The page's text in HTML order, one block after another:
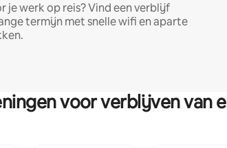
je werk op reis? Vind een verblijf
termijn met snelle wifi en aparte
voor verblijven van